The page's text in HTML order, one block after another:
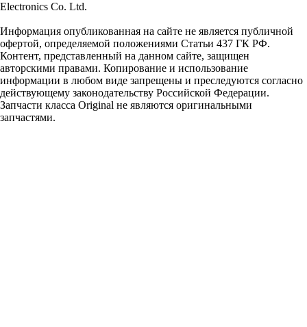
Electronics Co. Ltd.
Информация опубликованная на сайте не является публичной
офертой, определяемой положениями Статьи 437 ГК РФ.
Контент, представленный на данном сайте, защищен
авторскими правами. Копирование и использование
информации в любом виде запрещены и преследуются согласно
действующему законодательству Российской Федерации.
Запчасти класса Original не являются оригинальными
запчастями.